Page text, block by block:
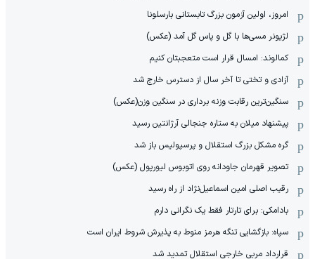
امروز، اولین آزمون بزرگ تابستانی بارسلونا
لژیونر مسی‌ها با گل و پاس گل آمد (عکس)
کمالوند: امسال قرار است متعجبتان کنیم
آزادی و تختی تا آخر سال از دسترس خارج شد
سنگین‌ترین رقابت وزنه برداری در سنگین وزن(عکس)
پیشنهاد میلان به ستاره جنجالی آرژانتین رسید
گره مشکل بزرگ استقلال و پرسپولیس باز شد
تصویر قهرمان جاودانه روی اتوبوس لیورپول (عکس)
رقیب اصلی امین اسماعیل‌نژاد از راه رسید
بادامکی: برای تارتار فقط یک نگرانی دارم
سپاه: بازگشایی تنگه هرمز منوط به پذیرش شروط ایران است
قرارداد مربی خارجی استقلال تمدید شد